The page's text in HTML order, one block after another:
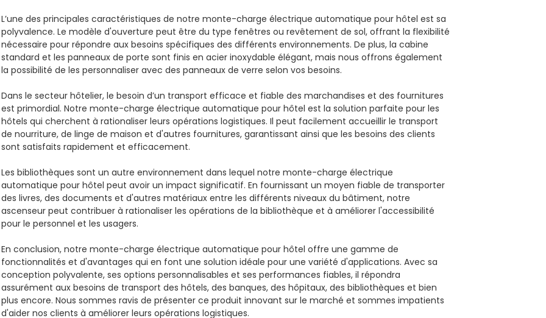
L’une des principales caractéristiques de notre monte-charge électrique automatique pour hôtel est sa
polyvalence. Le modèle d'ouverture peut être du type fenêtres ou revêtement de sol, offrant la flexibilité
nécessaire pour répondre aux besoins spécifiques des différents environnements. De plus, la cabine
standard et les panneaux de porte sont finis en acier inoxydable élégant, mais nous offrons également
la possibilité de les personnaliser avec des panneaux de verre selon vos besoins.
Dans le secteur hôtelier, le besoin d’un transport efficace et fiable des marchandises et des fournitures
est primordial. Notre monte-charge électrique automatique pour hôtel est la solution parfaite pour les
hôtels qui cherchent à rationaliser leurs opérations logistiques. Il peut facilement accueillir le transport
de nourriture, de linge de maison et d'autres fournitures, garantissant ainsi que les besoins des clients
sont satisfaits rapidement et efficacement.
Les bibliothèques sont un autre environnement dans lequel notre monte-charge électrique
automatique pour hôtel peut avoir un impact significatif. En fournissant un moyen fiable de transporter
des livres, des documents et d'autres matériaux entre les différents niveaux du bâtiment, notre
ascenseur peut contribuer à rationaliser les opérations de la bibliothèque et à améliorer l'accessibilité
pour le personnel et les usagers.
En conclusion, notre monte-charge électrique automatique pour hôtel offre une gamme de
fonctionnalités et d'avantages qui en font une solution idéale pour une variété d'applications. Avec sa
conception polyvalente, ses options personnalisables et ses performances fiables, il répondra
assurément aux besoins de transport des hôtels, des banques, des hôpitaux, des bibliothèques et bien
plus encore. Nous sommes ravis de présenter ce produit innovant sur le marché et sommes impatients
d'aider nos clients à améliorer leurs opérations logistiques.